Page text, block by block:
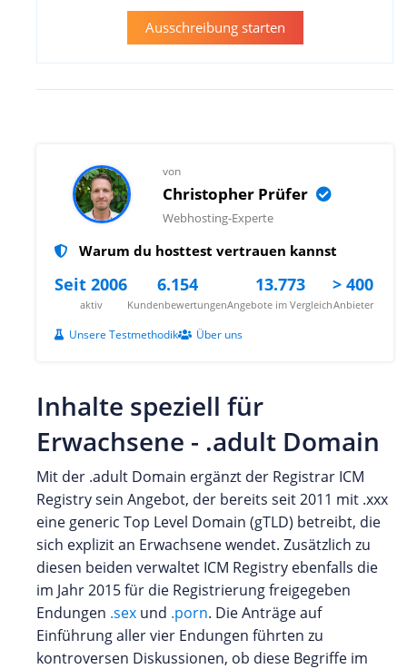
Ausschreibung starten
von
Christopher Prüfer
Webhosting-Experte
Warum du hosttest vertrauen kannst
Seit 2006
aktiv
6.154
Kundenbewertungen
13.773
Angebote im Vergleich
> 400
Anbieter
Unsere Testmethodik Über uns
Inhalte speziell für
Erwachsene - .adult Domain
Mit der .adult Domain ergänzt der Registrar ICM
Registry sein Angebot, der bereits seit 2011 mit .xxx
eine generic Top Level Domain (gTLD) betreibt, die
sich explizit an Erwachsene wendet. Zusätzlich zu
diesen beiden verwaltet ICM Registry ebenfalls die
im Jahr 2015 für die Registrierung freigegeben
Endungen .sex und .porn. Die Anträge auf
Einführung aller vier Endungen führten zu
kontroversen Diskussionen, ob diese Begriffe im